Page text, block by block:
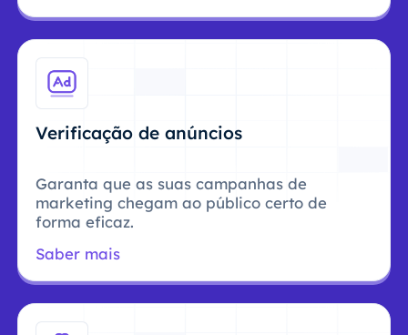
Verificação de anúncios
Garanta que as suas campanhas de
marketing chegam ao público certo de
forma eficaz.
Saber mais